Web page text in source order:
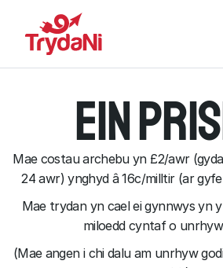
Ein
Mae costau archebu yn £2/awr
24 awr) ynghyd â 16c/milltir (ar
Mae trydan yn cael ei gynnwys yn
miloedd cyntaf o
(Mae angen i chi dalu am unrhyw